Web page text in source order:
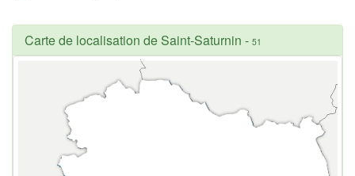
Carte de localisation de Saint-Saturnin - 51